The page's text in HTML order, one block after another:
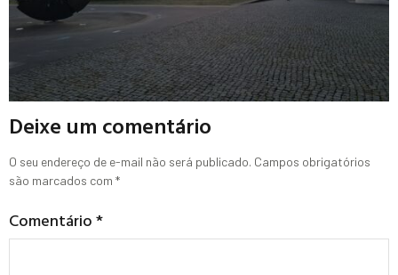
Deixe um comentário
O seu endereço de e-mail não será publicado. Campos obrigatórios
são marcados com *
Comentário*